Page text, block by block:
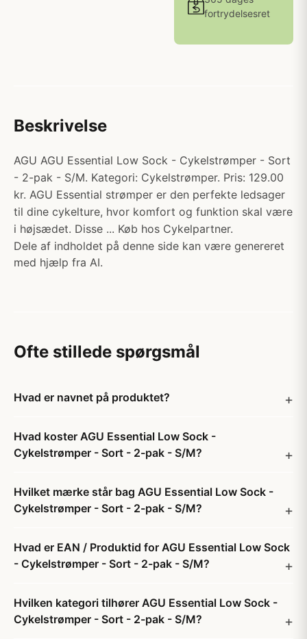
fortrydelsesret
Beskrivelse
AGU AGU Essential Low Sock - Cykelstrømper - Sort
- 2-pak - S/M. Kategori: Cykelstrømper. Pris: 129.00
kr. AGU Essential strømper er den perfekte ledsager
til dine cykelture, hvor komfort og funktion skal være
i højsædet. Disse ... Køb hos Cykelpartner.
Dele af indholdet på denne side kan være genereret
med hjælp fra AI.
Ofte stillede spørgsmål
Hvad er navnet på produktet?
Hvad koster AGU Essential Low Sock -
Cykelstrømper - Sort - 2-pak - S/M?
Hvilket mærke står bag AGU Essential Low Sock -
Cykelstrømper - Sort - 2-pak - S/M?
Hvad er EAN / Produktid for AGU Essential Low Sock
- Cykelstrømper - Sort - 2-pak - S/M?
Hvilken kategori tilhører AGU Essential Low Sock -
Cykelstrømper - Sort - 2-pak - S/M?